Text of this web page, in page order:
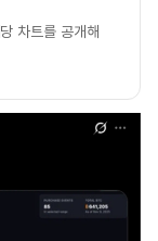
차트를 공개해